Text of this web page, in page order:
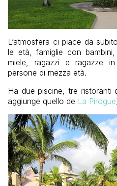
L’atmosfera ci piace da
le età, famiglie con
miele, ragazzi e ragazze
persone di mezza età.
Ha due piscine, tre
aggiunge quello de La Pirogue